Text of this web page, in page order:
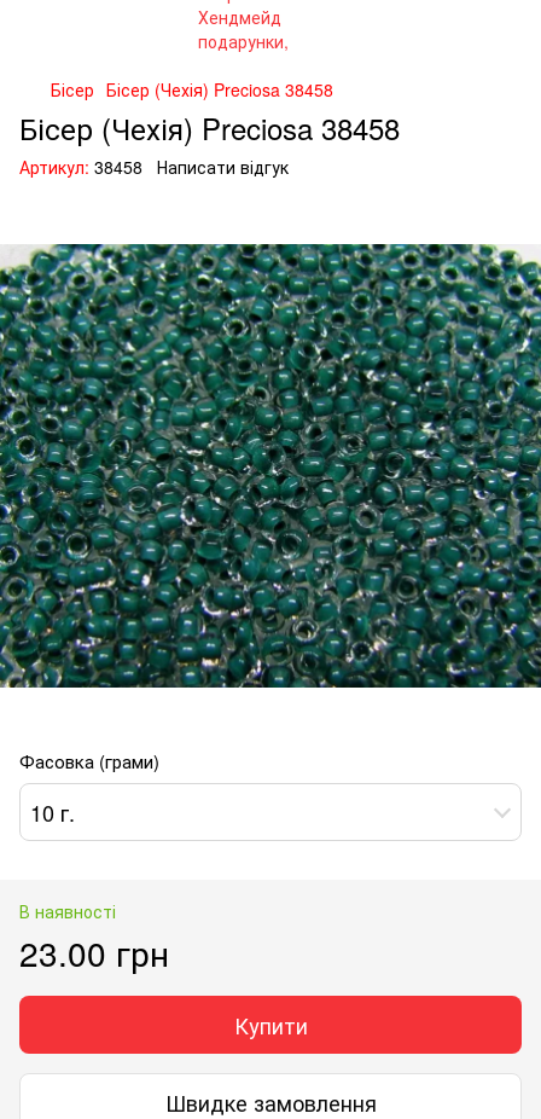
Бісер Бісер (Чехія) Preciosa 38458
Бісер (Чехія) Preciosa 38458
Артикул: 38458 Написати відгук
Фасовка (грами)
10 г.
В наявності
23.00 грн
Купити
Швидке замовлення